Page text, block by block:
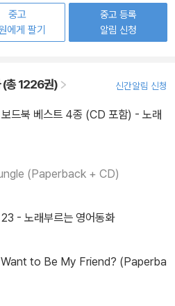
중고
에게 팔기
중고 등록
알림 신청
(총 1226권) 신간알림 신청
드북 베스트 4종 (CD 포함) - 노래
(Paperback + CD)
- 노래부르는 영어동화
Want to Be My Friend? (Paperba